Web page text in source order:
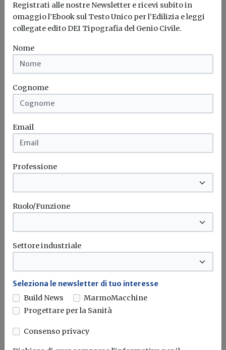
Attualità
Efficienza energetica, ENEA: raggiunto
l'85% dell'obiettivo PNIEC 2025
energetici pari a 5,08 Mtep...
Conto termico Enea Superecobonus 110% Superbonus ...
Attualità
Edilizia residenziale pubblica, in
Lombardia 8,7 milioni per recuperare
Regione Lombardia e Ministero delle...
Edilizia residenziale pubblica
Registrati alle nostre Newsletter e ricevi subito in
omaggio l’Ebook sul Testo Unico per l’Edilizia e leggi
collegate edito DEI Tipografia del Genio Civile.
Nome
Cognome
Email
Professione
Ruolo/Funzione
Settore industriale
Seleziona le newsletter di tuo interesse
Build News
MarmoMacchine
Progettare per la Sanità
Consenso privacy